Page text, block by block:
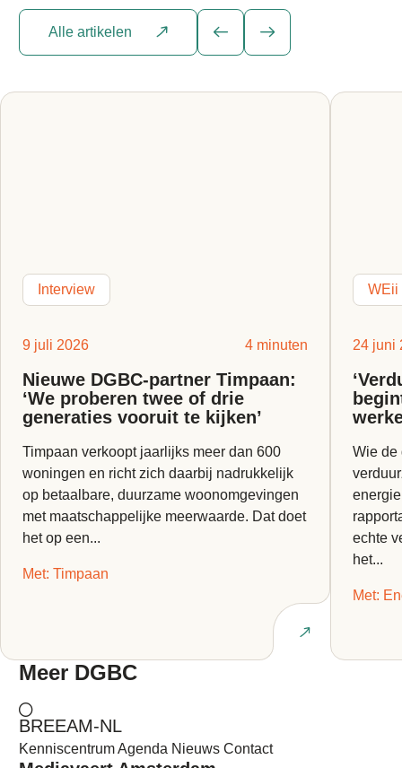
Alle artikelen
Interview
9 juli 2026 4 minuten
Nieuwe DGBC-partner Timpaan:
‘We proberen twee of drie
generaties vooruit te kijken’
Timpaan verkoopt jaarlijks meer dan 600
woningen en richt zich daarbij nadrukkelijk
op betaalbare, duurzame woonomgevingen
met maatschappelijke meerwaarde. Dat doet
het op een...
Met: Timpaan
Lees interview
WEii
24 juni
Wie de
echte
het...
Met:
Meer DGBC
BREEAM-NL
KenniscentrumAgenda NieuwsContact